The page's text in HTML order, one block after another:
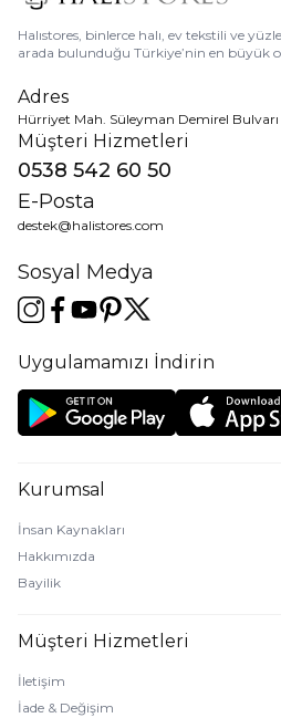
Halıstores, binlerce halı, ev tekstili ve
arada bulunduğu Türkiye’nin en büyük
Adres
Hürriyet Mah. Süleyman Demirel Bulvarı
Müşteri Hizmetleri
0538 542 60 50
E-Posta
destek@halistores.com
Sosyal Medya
Uygulamamızı İndirin
Kurumsal
İnsan Kaynakları
Hakkımızda
Bayilik
Müşteri Hizmetleri
İletişim
İade & Değişim